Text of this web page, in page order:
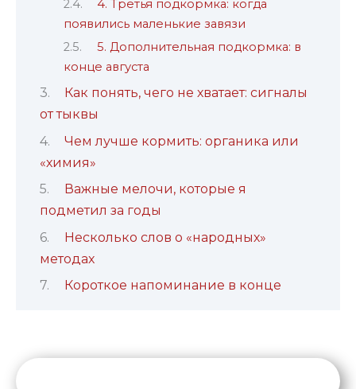
4. Третья подкормка: когда
появились маленькие завязи
5. Дополнительная подкормка: в
конце августа
Как понять, чего не хватает: сигналы
от тыквы
Чем лучше кормить: органика или
«химия»
Важные мелочи, которые я
подметил за годы
Несколько слов о «народных»
методах
Короткое напоминание в конце